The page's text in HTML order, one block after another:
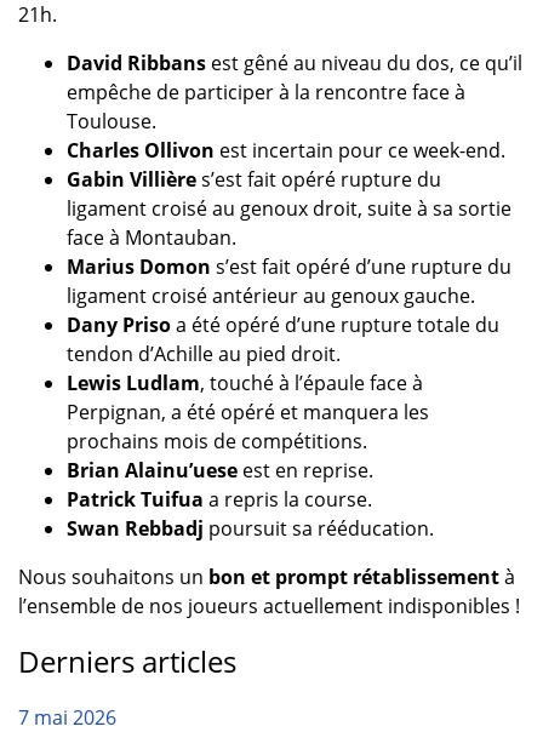
21h.
David Ribbans est gêné au niveau du dos, ce qu’il
empêche de participer à la rencontre face à
Toulouse.
Charles Ollivon est incertain pour ce week-end.
Gabin Villières’est fait opéré rupture du
ligament croisé au genoux droit, suite à sa sortie
face à Montauban.
Marius Domon s’est fait opéré d’une rupture du
ligament croisé antérieur au genoux gauche.
Dany Prisoa été opéré d’une rupture totale du
tendon d’Achille au pied droit.
Lewis Ludlam, touché à l’épaule face à
Perpignan, a été opéré et manquera les
prochains mois de compétitions.
Brian Alainu’uese est en reprise.
Patrick Tuifua a repris la course.
Swan Rebbadj poursuit sa rééducation.
Nous souhaitons un bon et prompt rétablissementà
l’ensemble de nos joueurs actuellement indisponibles !
Derniers articles
7 mai 2026